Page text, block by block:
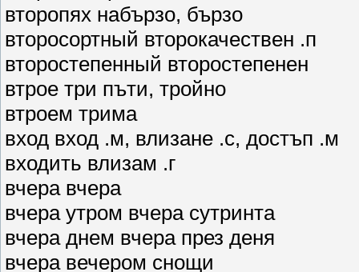
второпях набързо, бързо
второсортный второкачествен .п
второстепенный второстепенен
втрое три пъти, тройно
втроем трима
вход вход .м, влизане .с, достъп .м
входить влизам .г
вчера вчера
вчера утром вчера сутринта
вчера днем вчера през деня
вчера вечером снощи